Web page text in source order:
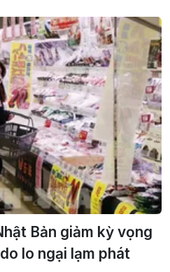
Bản giảm kỳ vọng
lo ngại lạm phát